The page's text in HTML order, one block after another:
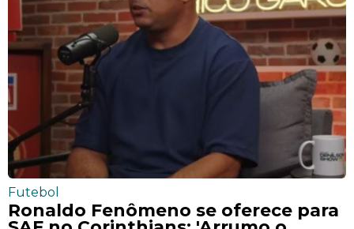
Futebol
Ronaldo Fenômeno se oferece para